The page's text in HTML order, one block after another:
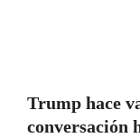
Trump hace
conversación